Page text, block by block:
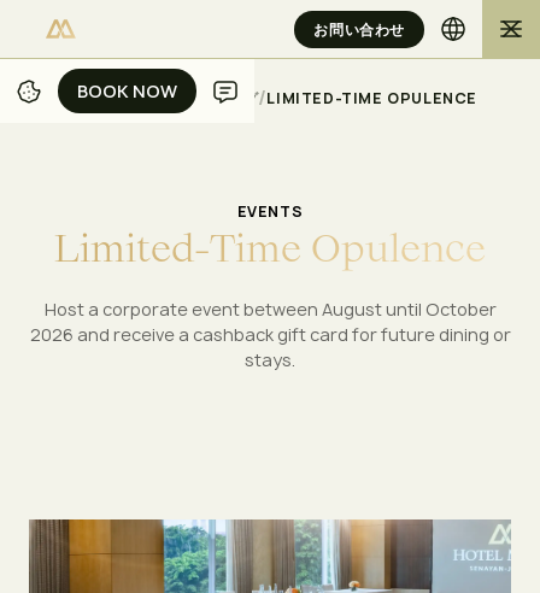
BOOK NOW
BOOK NOW
お問い合わせ
ホーム /ジャカルタ/ミーティング/LIMITED-TIME OPULENCE
EVENTS
Limited-Time Opulence
Host a corporate event between August until October
2026 and receive a cashback gift card for future dining or
stays.